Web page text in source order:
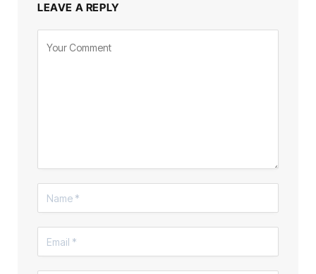
LEAVE A REPLY